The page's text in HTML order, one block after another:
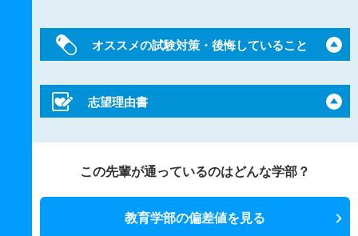
オススメの試験対策・後悔していること
志望理由書
この先輩が通っているのはどんな学部？
教育学部の偏差値を見る